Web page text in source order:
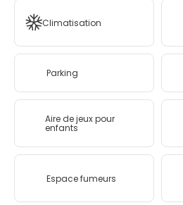
Climatisation
Parking
Aire de jeux pour
enfants
Espace fumeurs